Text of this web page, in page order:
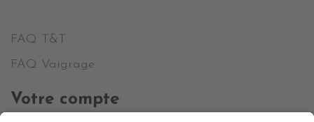
FAQ T&T
FAQ Vaigrage
Votre compte